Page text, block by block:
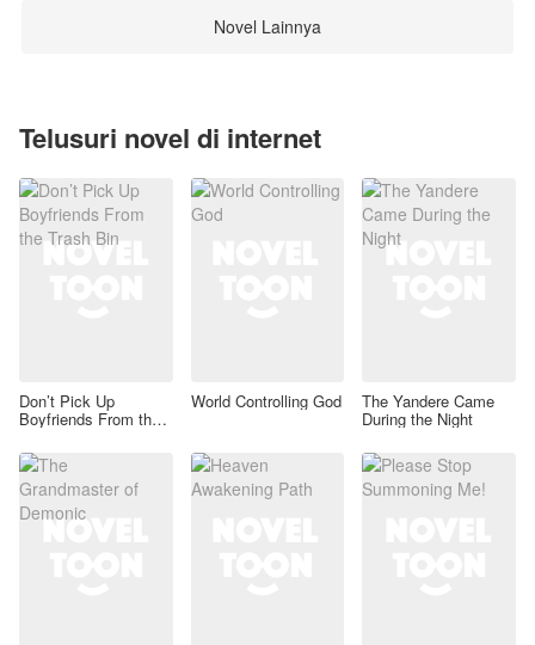
Novel Lainnya
Telusuri novel di internet
Don’t Pick Up
Boyfriends From the
World Controlling God The Yandere Came
During the Night